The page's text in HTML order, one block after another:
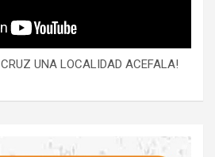
UNA LOCALIDAD ACEFALA!